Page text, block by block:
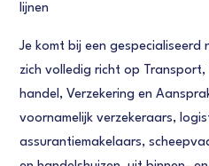
lijnen
Je komt bij een
zich volledig richt op
handel, Verzekering en
voornamelijk verzekeraars,
assurantiemakelaars,